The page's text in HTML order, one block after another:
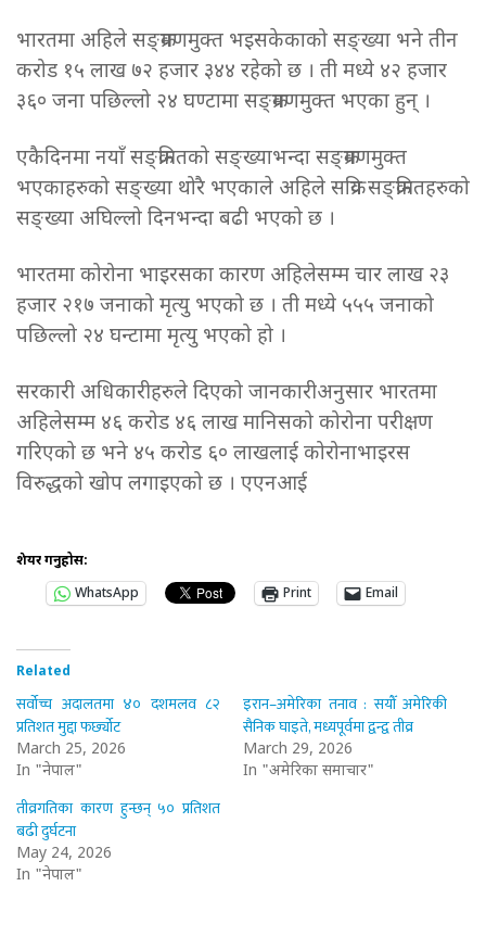
भारतमा अहिले सङ्क्रमणमुक्त भइसकेकाको सङ्ख्या भने तीन
करोड १५ लाख ७२ हजार ३४४ रहेको छ । ती मध्ये ४२ हजार
३६० जना पछिल्लो २४ घण्टामा सङ्क्रमणमुक्त भएका हुन् ।
एकैदिनमा नयाँ सङ्क्रमितको सङ्ख्याभन्दा सङ्क्रमणमुक्त
भएकाहरुको सङ्ख्या थोरै भएकाले अहिले सक्रिय सङ्क्रमितहरुको
सङ्ख्या अघिल्लो दिनभन्दा बढी भएको छ ।
भारतमा कोरोना भाइरसका कारण अहिलेसम्म चार लाख २३
हजार २१७ जनाको मृत्यु भएको छ । ती मध्ये ५५५ जनाको
पछिल्लो २४ घन्टामा मृत्यु भएको हो ।
सरकारी अधिकारीहरुले दिएको जानकारीअनुसार भारतमा
अहिलेसम्म ४६ करोड ४६ लाख मानिसको कोरोना परीक्षण
गरिएको छ भने ४५ करोड ६० लाखलाई कोरोनाभाइरस
विरुद्धको खोप लगाइएको छ । एएनआई
शेयर गर्नुहोस:
WhatsApp
Print Email
Related
सर्वोच्च अदालतमा ४० दशमलव ८२
प्रतिशत मुद्दा फर्छ्योट
March 25, 2026
In "नेपाल"
इरान–अमेरिका तनाव : सयौँ अमेरिकी
सैनिक घाइते, मध्यपूर्वमा द्वन्द्व तीव्र
March 29, 2026
In "अमेरिका समाचार"
तीव्रगतिका कारण हुन्छन् ५० प्रतिशत
बढी दुर्घटना
May 24, 2026
In "नेपाल"